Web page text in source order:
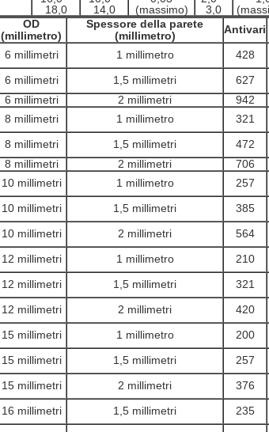
18,0
14,0
(massimo)
3,0
OD
(millimetro)
Spessore della parete
(millimetro)
Antivari
6 millimetri 1 millimetro 428
6 millimetri 1,5 millimetri 627
6 millimetri 2 millimetri 942
8 millimetri 1 millimetro 321
8 millimetri 1,5 millimetri 472
8 millimetri 2 millimetri 706
10 millimetri 1 millimetro 257
10 millimetri 1,5 millimetri 385
10 millimetri 2 millimetri 564
12 millimetri 1 millimetro 210
12 millimetri 1,5 millimetri 321
12 millimetri 2 millimetri 420
15 millimetri 1 millimetro 200
15 millimetri 1,5 millimetri 257
15 millimetri 2 millimetri 376
16 millimetri 1,5 millimetri 235